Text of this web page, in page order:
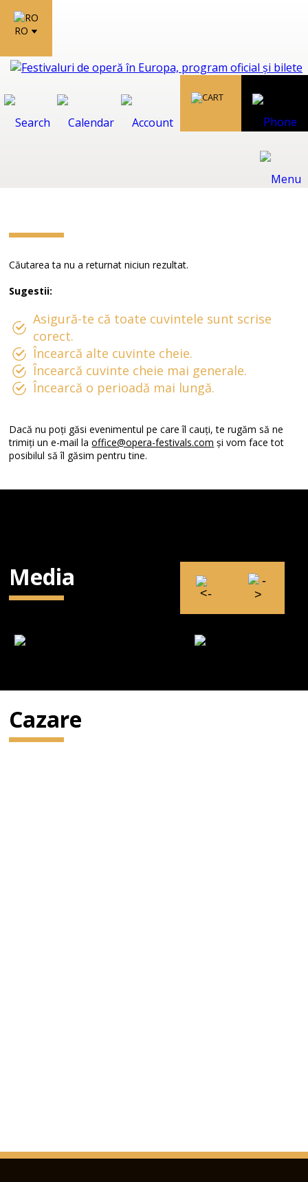
RO
Căutarea ta nu a returnat niciun rezultat.
Sugestii:
Asigură-te că toate cuvintele sunt scrise
corect.
Încearcă alte cuvinte cheie.
Încearcă cuvinte cheie mai generale.
Încearcă o perioadă mai lungă.
Dacă nu poți găsi evenimentul pe care îl cauți, te rugăm să ne
trimiți un e-mail laoffice@opera-festivals.com și vom face tot
posibilul să îl găsim pentru tine.
Media
Cazare